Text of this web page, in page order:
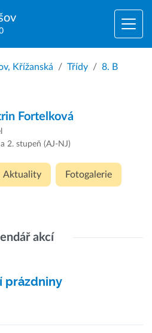
Křížanská Třídy 8. B
Fortelková
2. stupeň (AJ-NJ)
Aktuality Fotogalerie
akcí
prázdniny